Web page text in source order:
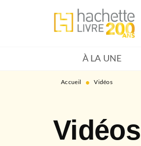
MENU RECHERCHE
À LA UNE
Accueil • Vidéos
Vidéos